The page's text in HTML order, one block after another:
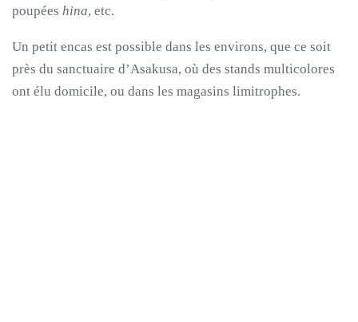
poupées hina, etc.
Un petit encas est possible dans les environs, que ce soit
près du sanctuaire d’Asakusa, où des stands multicolores
ont élu domicile, ou dans les magasins limitrophes.